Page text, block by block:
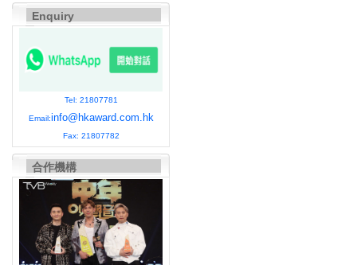
Enquiry
Tel: 21807781
Email:info@hkaward.com.hk
Fax: 21807782
合作機構